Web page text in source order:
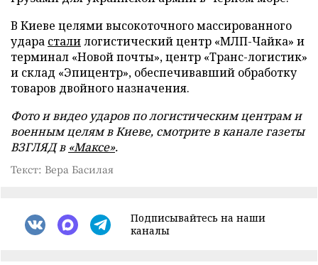
В Киеве целями высокоточного массированного
удара сталилогистический центр «МЛП-Чайка» и
терминал «Новой почты», центр «Транс-логистик»
и склад «Эпицентр», обеспечивавший обработку
товаров двойного назначения.
Фото и видео ударов по логистическим центрам и
военным целям в Киеве, смотрите в канале газеты
ВЗГЛЯД в «Максе».
Текст: Вера Басилая
Подписывайтесь на наши
каналы